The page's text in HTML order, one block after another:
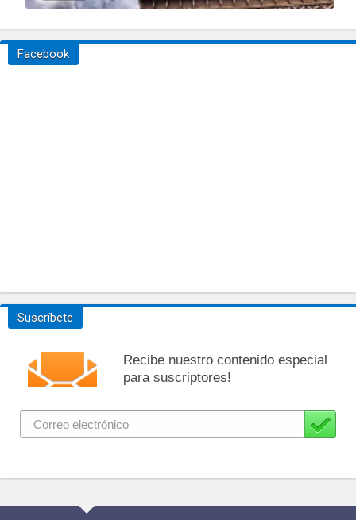
Facebook
Suscríbete
Recibe nuestro contenido especial
para suscriptores!